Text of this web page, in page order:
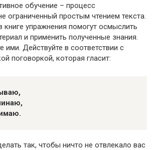
обучение – процесс
ограниченный простым чтением текста.
упражнения помогут осмыслить
и применить полученные знания.
ими. Действуйте в соответствии с
поговоркой, которая гласит:
так, чтобы ничто не отвлекало вас